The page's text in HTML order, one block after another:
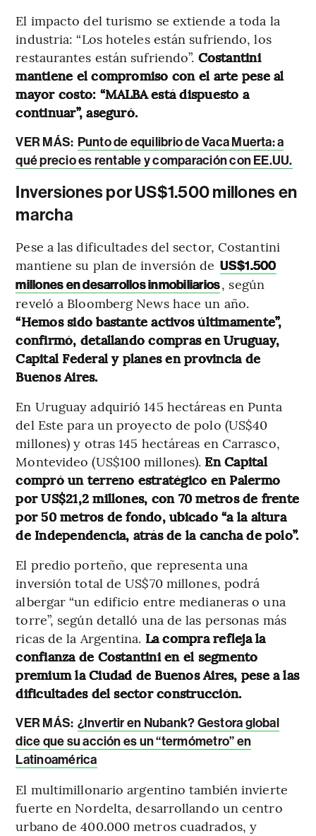
El impacto del turismo se extiende a toda la
industria: “Los hoteles están sufriendo, los
restaurantes están sufriendo”. Costantini
mantiene el compromiso con el arte pese al
mayor costo: “MALBA está dispuesto a
continuar”, aseguró.
VER MÁS: Punto de equilibrio de Vaca Muerta: a
qué precio es rentable y comparación con EE.UU.
Inversiones por US$1.500 millones en
marcha
Pese a las dificultades del sector, Costantini
mantiene su plan de inversión de US$1.500
millones en desarrollos inmobiliarios, según
reveló a Bloomberg News hace un año.
“Hemos sido bastante activos últimamente”,
confirmó, detallando compras en Uruguay,
Capital Federal y planes en provincia de
Buenos Aires.
En Uruguay adquirió 145 hectáreas en Punta
del Este para un proyecto de polo (US$40
millones) y otras 145 hectáreas en Carrasco,
Montevideo (US$100 millones). En Capital
compró un terreno estratégico en Palermo
por US$21,2 millones, con 70 metros de frente
por 50 metros de fondo, ubicado “a la altura
de Independencia, atrás de la cancha de polo”.
El predio porteño, que representa una
inversión total de US$70 millones, podrá
albergar “un edificio entre medianeras o una
torre”, según detalló una de las personas más
ricas de la Argentina. La compra refleja la
confianza de Costantini en el segmento
premium la Ciudad de Buenos Aires, pese a las
dificultades del sector construcción.
VER MÁS: ¿Invertir en Nubank? Gestora global
dice que su acción es un “termómetro” en
Latinoamérica
El multimillonario argentino también invierte
fuerte en Nordelta, desarrollando un centro
urbano de 400.000 metros cuadrados, y